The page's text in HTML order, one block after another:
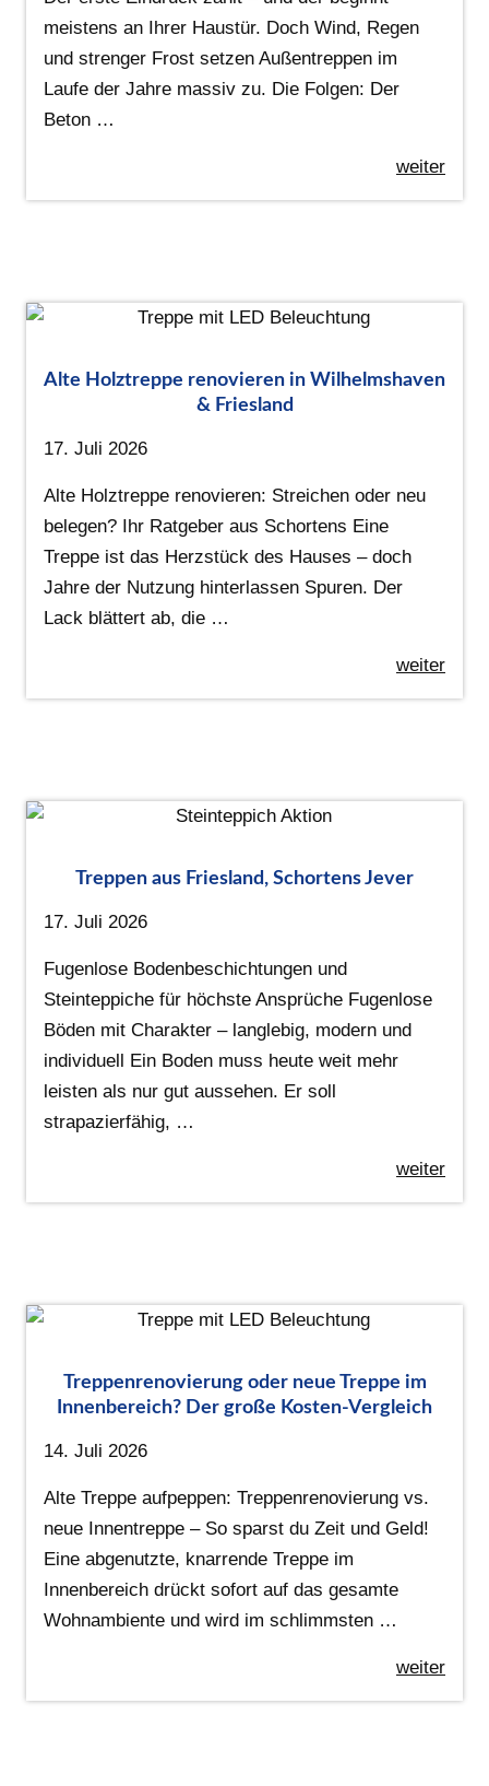
meistens an Ihrer Haustür. Doch Wind, Regen
und strenger Frost setzen Außentreppen im
Laufe der Jahre massiv zu. Die Folgen: Der
Beton …
weiter
Alte Holztreppe renovieren in Wilhelmshaven
& Friesland
17. Juli 2026
Alte Holztreppe renovieren: Streichen oder neu
belegen? Ihr Ratgeber aus Schortens Eine
Treppe ist das Herzstück des Hauses – doch
Jahre der Nutzung hinterlassen Spuren. Der
Lack blättert ab, die …
weiter
Treppen aus Friesland, Schortens Jever
17. Juli 2026
Fugenlose Bodenbeschichtungen und
Steinteppiche für höchste Ansprüche Fugenlose
Böden mit Charakter – langlebig, modern und
individuell Ein Boden muss heute weit mehr
leisten als nur gut aussehen. Er soll
strapazierfähig, …
weiter
Treppenrenovierung oder neue Treppe im
Innenbereich? Der große Kosten-Vergleich
14. Juli 2026
Alte Treppe aufpeppen: Treppenrenovierung vs.
neue Innentreppe – So sparst du Zeit und Geld!
Eine abgenutzte, knarrende Treppe im
Innenbereich drückt sofort auf das gesamte
Wohnambiente und wird im schlimmsten …
weiter